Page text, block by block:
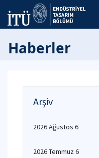
Haberler
Arşiv
2026 Ağustos 6
2026 Temmuz 6